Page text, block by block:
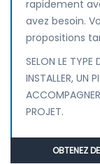
rapidement
avez besoin.
propositions
SELON LE TYPE
INSTALLER, UN
PROJET.
OBTENEZ